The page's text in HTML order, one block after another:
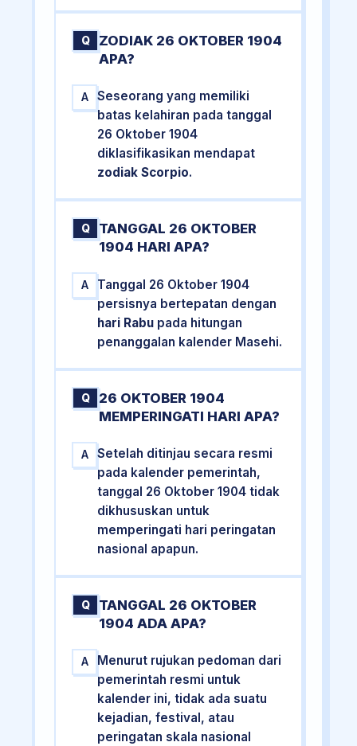
Q
ZODIAK 26 OKTOBER 1904
APA?
A
Seseorang yang memiliki
batas kelahiran pada tanggal
26 Oktober 1904
diklasifikasikan mendapat
zodiak Scorpio.
Q
TANGGAL 26 OKTOBER
1904 HARI APA?
A
Tanggal 26 Oktober 1904
persisnya bertepatan dengan
hari Rabu pada hitungan
penanggalan kalender Masehi.
Q
26 OKTOBER 1904
MEMPERINGATI HARI APA?
A
Setelah ditinjau secara resmi
pada kalender pemerintah,
tanggal 26 Oktober 1904 tidak
dikhususkan untuk
memperingati hari peringatan
nasional apapun.
Q
TANGGAL 26 OKTOBER
1904 ADA APA?
A
Menurut rujukan pedoman dari
pemerintah resmi untuk
kalender ini, tidak ada suatu
kejadian, festival, atau
peringatan skala nasional